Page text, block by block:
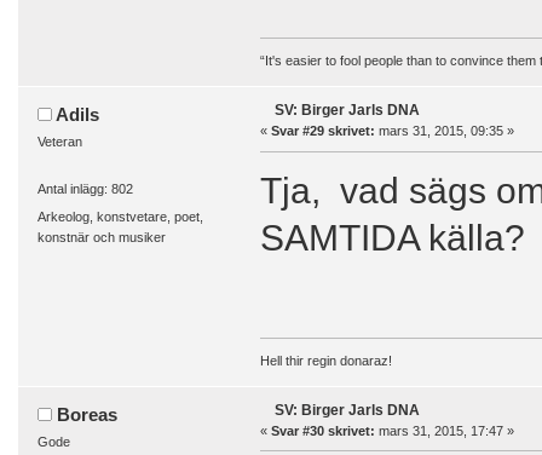
“It's easier to fool people than to convince them
Adils
Veteran
Antal inlägg: 802
Arkeolog, konstvetare, poet,
konstnär och musiker
SV: Birger Jarls DNA
« Svar #29 skrivet: mars 31, 2015, 09:35 »
Tja, vad sägs
SAMTIDA källa?
Hell thir regin donaraz!
Boreas
Gode
SV: Birger Jarls DNA
« Svar #30 skrivet: mars 31, 2015, 17:47 »